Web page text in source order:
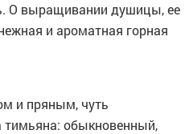
О выращивании душицы, ее
и ароматная горная
и пряным, чуть
обыкновенный,